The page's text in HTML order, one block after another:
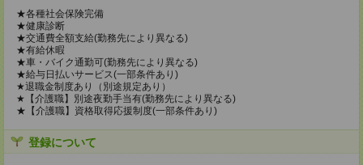
★各種社会保険完備
★健康診断
★交通費全額支給(勤務先により異なる)
★有給休暇
★車・バイク通勤可(勤務先により異なる)
★給与日払いサービス(一部条件あり)
★退職金制度あり（別途規定あり）
★【介護職】別途夜勤手当有(勤務先により異なる)
★【介護職】資格取得応援制度(一部条件あり)
登録について